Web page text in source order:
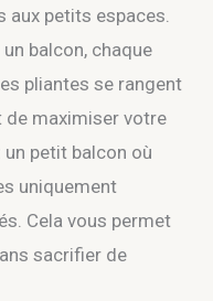
petits espaces.
balcon, chaque
pliantes se rangent
de maximiser votre
un petit balcon où
uniquement
Cela vous permet
sacrifier de